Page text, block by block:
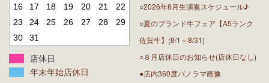
16
17 18 19 20 21
22
23
24 25 26 27 28
29
30
31
店休日
年末年始店休日
○2026年8月生演奏スケジュール♪
○夏のブランド牛フェア【A5ランク
佐賀牛】(8/1～8/31)
○８月店休日のお知らせ(店休日なし)
●店内360度パノラマ画像